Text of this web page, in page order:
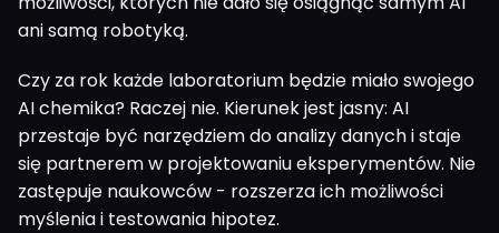
ani samą robotyką.
Czy za rok każde laboratorium będzie miało swojego
AI chemika? Raczej nie. Kierunek jest jasny: AI
przestaje być narzędziem do analizy danych i staje
się partnerem w projektowaniu eksperymentów. Nie
zastępuje naukowców - rozszerza ich możliwości
myślenia i testowania hipotez.